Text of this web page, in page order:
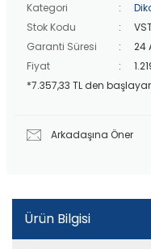
Kategori
Stok Kodu
Garanti Süresi
24
Fiyat
*7.357,33 TL den
Arkadaşına Öner
Ürün Bilgisi